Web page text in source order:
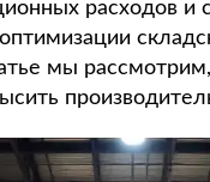
расходов
мы